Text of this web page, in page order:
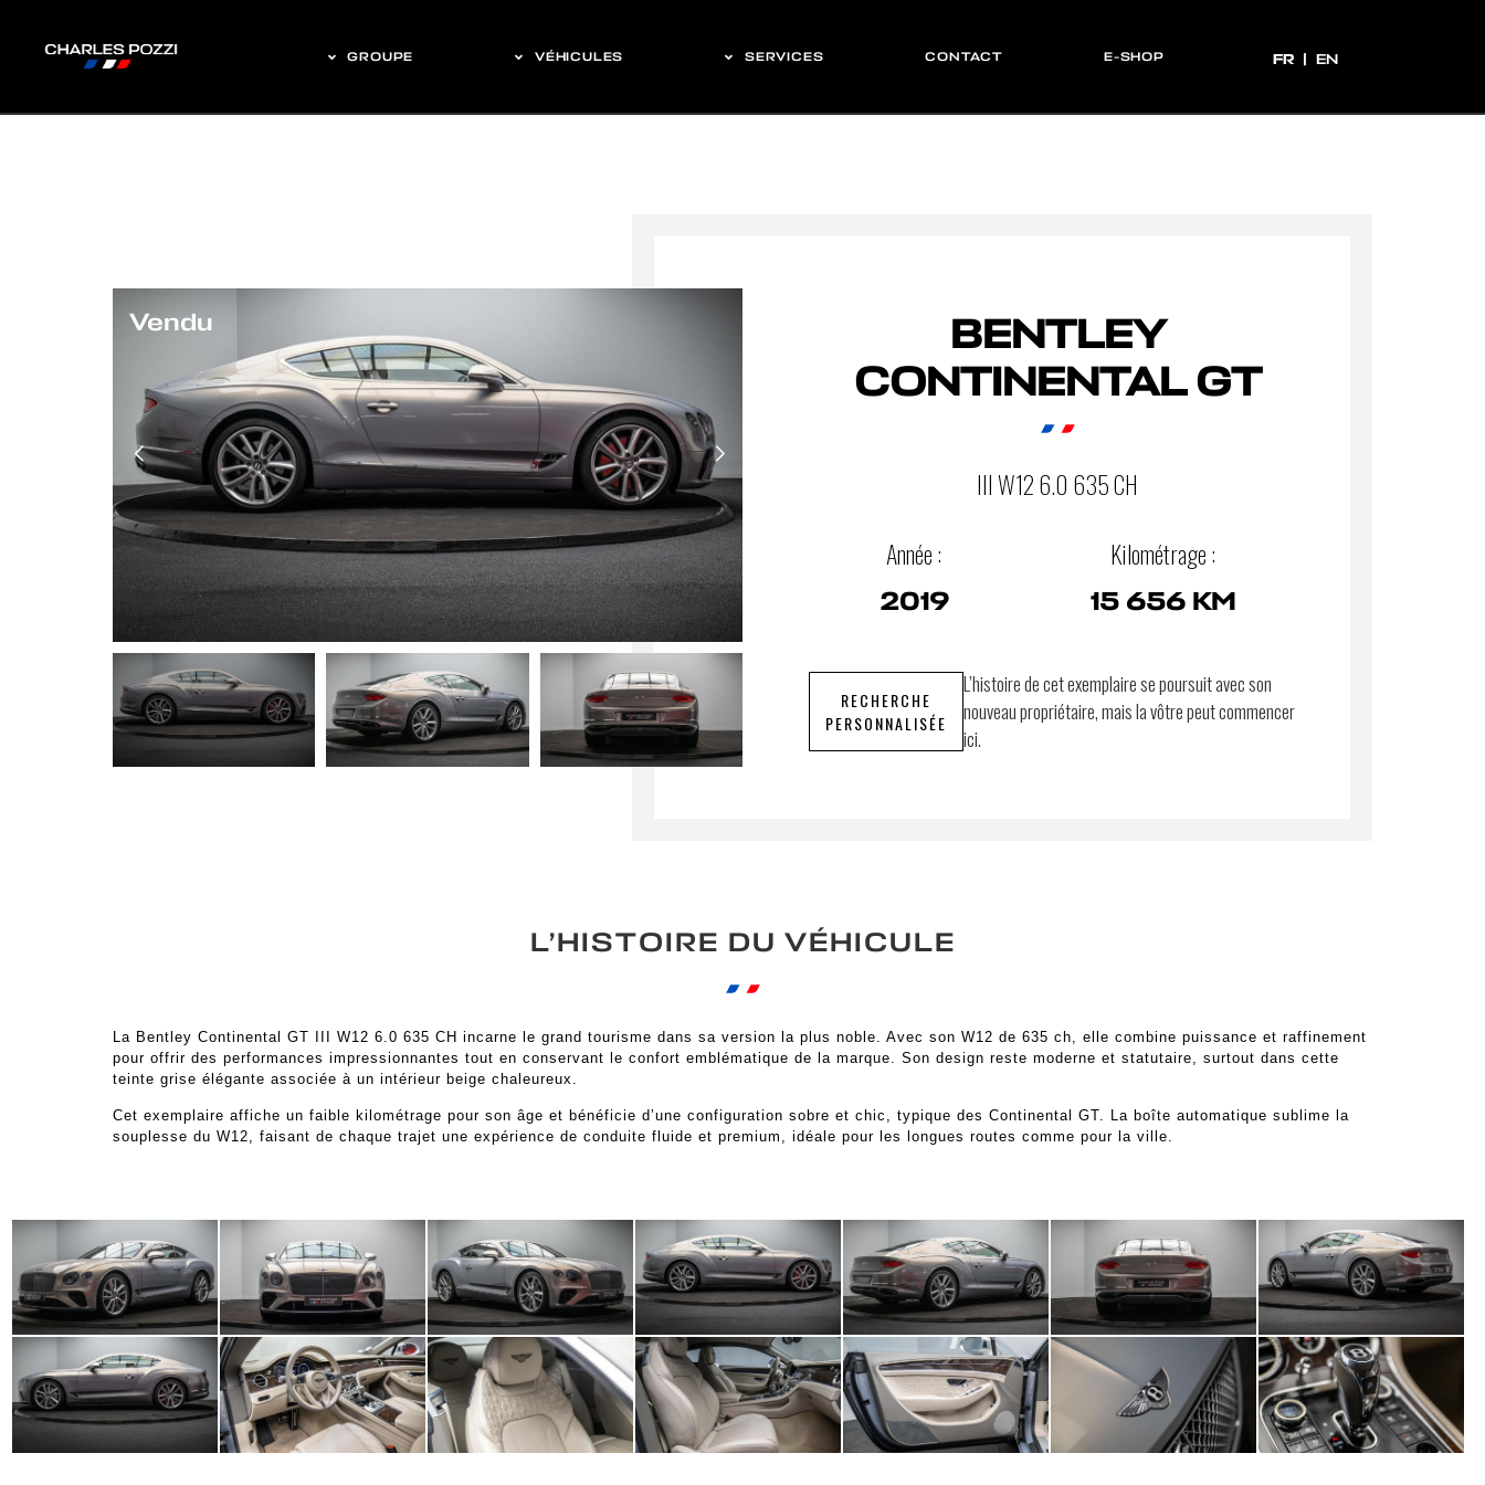
GROUPE VÉHICULES SERVICES CONTACT E-SHOP FR
FR EN
Vendu
BENTLEY
CONTINENTAL GT
III W12 6.0 635 CH
Année :
2019
Kilométrage :
15 656 KM
RECHERCHE
PERSONNALISÉE
L’histoire de cet exemplaire se poursuit avec son
nouveau propriétaire, mais la vôtre peut commencer
ici.
L’HISTOIRE DU VÉHICULE
La Bentley Continental GT III W12 6.0 635 CH incarne le grand tourisme dans sa version la plus noble. Avec son W12 de 635 ch, elle combine puissance et raffinement
pour offrir des performances impressionnantes tout en conservant le confort emblématique de la marque. Son design reste moderne et statutaire, surtout dans cette
teinte grise élégante associée à un intérieur beige chaleureux.
Cet exemplaire affiche un faible kilométrage pour son âge et bénéficie d’une configuration sobre et chic, typique des Continental GT. La boîte automatique sublime la
souplesse du W12, faisant de chaque trajet une expérience de conduite fluide et premium, idéale pour les longues routes comme pour la ville.